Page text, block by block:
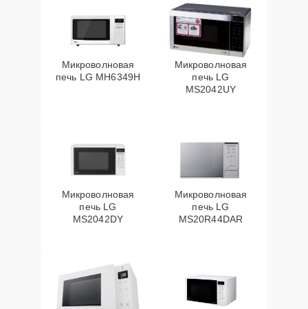
Микроволновая
печь LG MH6349H
Микроволновая
печь LG
MS2042UY
Микроволновая
печь LG
MS2042DY
Микроволновая
печь LG
MS20R44DAR